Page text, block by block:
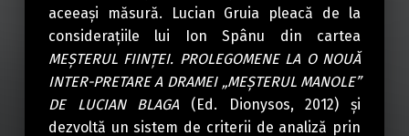
aceeași măsură. Lucian Gruia pleacă de la
considerațiile lui Ion Spânu din cartea
MEŞTERUL FIINŢEI. PROLEGOMENE LA O NOUĂ
INTER-PRETARE A DRAMEI „MEŞTERUL MANOLE”
DE LUCIAN BLAGA (Ed. Dionysos, 2012) și
dezvoltă un sistem de criterii de analiză prin